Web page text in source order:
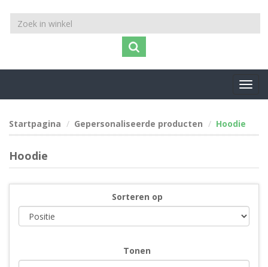
Startpagina Gepersonaliseerde producten Hoodie
Hoodie
Sorteren op
Tonen